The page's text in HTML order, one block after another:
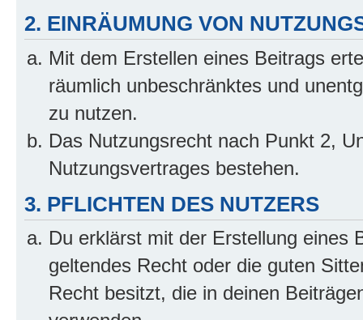
2. EINRÄUMUNG VON
Mit dem Erstellen eines Beitrags
räumlich unbeschränktes und
zu nutzen.
Das Nutzungsrecht nach Punkt 2,
Nutzungsvertrages bestehen.
3. PFLICHTEN DES NUTZERS
Du erklärst mit der Erstellung eines
geltendes Recht oder die guten
Recht besitzt, die in deinen